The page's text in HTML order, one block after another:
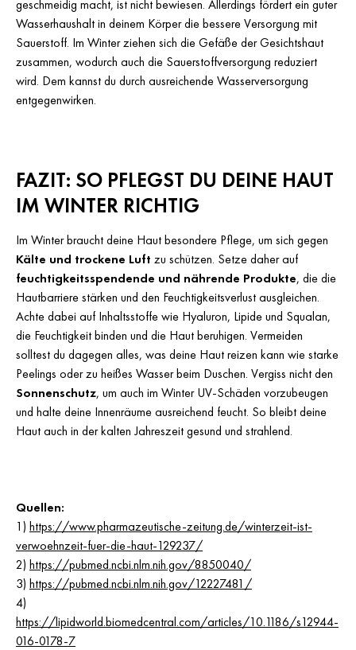
geschmeidig macht, ist nicht bewiesen. Allerdings fördert ein guter
Wasserhaushalt in deinem Körper die bessere Versorgung mit
Sauerstoff. Im Winter ziehen sich die Gefäße der Gesichtshaut
zusammen, wodurch auch die Sauerstoffversorgung reduziert
wird. Dem kannst du durch ausreichende Wasserversorgung
entgegenwirken.
FAZIT: SO PFLEGST DU DEINE HAUT
IM WINTER RICHTIG
Im Winter braucht deine Haut besondere Pflege, um sich gegen
Kälte und trockene Luft zu schützen. Setze daher auf
feuchtigkeitsspendende und nährende Produkte, die die
Hautbarriere stärken und den Feuchtigkeitsverlust ausgleichen.
Achte dabei auf Inhaltsstoffe wie Hyaluron, Lipide und Squalan,
die Feuchtigkeit binden und die Haut beruhigen. Vermeiden
solltest du dagegen alles, was deine Haut reizen kann wie starke
Peelings oder zu heißes Wasser beim Duschen. Vergiss nicht den
Sonnenschutz, um auch im Winter UV-Schäden vorzubeugen
und halte deine Innenräume ausreichend feucht. So bleibt deine
Haut auch in der kalten Jahreszeit gesund und strahlend.
Quellen:
1) https://www.pharmazeutische-zeitung.de/winterzeit-ist-
verwoehnzeit-fuer-die-haut-129237/
2) https://pubmed.ncbi.nlm.nih.gov/8850040/
3) https://pubmed.ncbi.nlm.nih.gov/12227481/
4)
https://lipidworld.biomedcentral.com/articles/10.1186/s12944-
016-0178-7